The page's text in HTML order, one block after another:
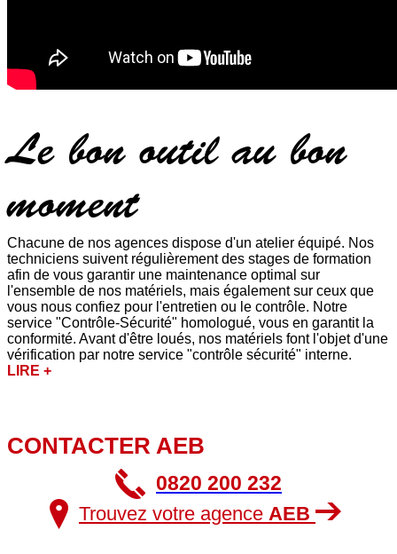
Le bon outil au bon
moment
Chacune de nos agences dispose d'un atelier équipé. Nos
techniciens suivent régulièrement des stages de formation
afin de vous garantir une maintenance optimal sur
l'ensemble de nos matériels, mais également sur ceux que
vous nous confiez pour l'entretien ou le contrôle. Notre
service "Contrôle-Sécurité" homologué, vous en garantit la
conformité. Avant d'être loués, nos matériels font l'objet d'une
vérification par notre service "contrôle sécurité" interne.
LIRE +
CONTACTER AEB
0820 200 232
Trouvez votre agence AEB